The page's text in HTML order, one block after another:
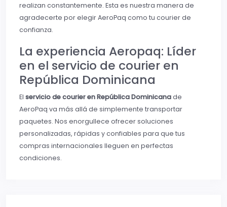
realizan constantemente. Esta es nuestra manera de
agradecerte por elegir AeroPaq como tu courier de
confianza.
La experiencia Aeropaq: Líder
en el servicio de courier en
República Dominicana
El servicio de courier en República Dominicanade
AeroPaq va más allá de simplemente transportar
paquetes. Nos enorgullece ofrecer soluciones
personalizadas, rápidas y confiables para que tus
compras internacionales lleguen en perfectas
condiciones.